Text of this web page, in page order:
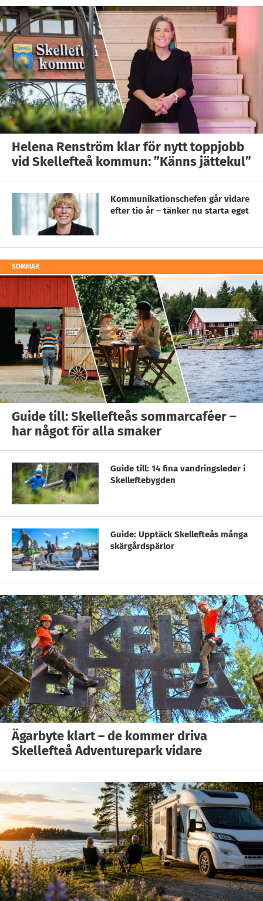
Helena Renström klar för nytt toppjobb
vid Skellefteå kommun: ”Känns jättekul”
Kommunikationschefen går vidare
efter tio år – tänker nu starta eget
SOMMAR
Guide till: Skellefteås sommarcaféer –
har något för alla smaker
Guide till: 14 fina vandringsleder i
Skelleftebygden
Guide: Upptäck Skellefteås många
skärgårdspärlor
Ägarbyte klart – de kommer driva
Skellefteå Adventurepark vidare